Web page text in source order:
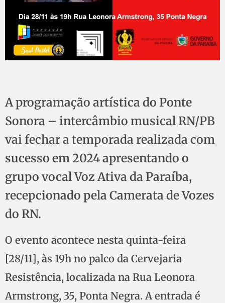
A programação artística do Ponte
Sonora – intercâmbio musical RN/PB
vai fechar a temporada realizada com
sucesso em 2024 apresentando o
grupo vocal Voz Ativa da Paraíba,
recepcionado pela Camerata de Vozes
do RN.
O evento acontece nesta quinta-feira
[28/11], às 19h no palco da Cervejaria
Resistência, localizada na Rua Leonora
Armstrong, 35, Ponta Negra. A entrada é